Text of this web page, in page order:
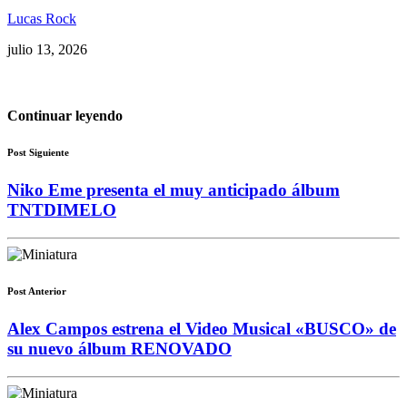
Lucas Rock
julio 13, 2026
Continuar leyendo
Post Siguiente
Niko Eme presenta el muy anticipado álbum
TNTDIMELO
Post Anterior
Alex Campos estrena el Video Musical «BUSCO» de
su nuevo álbum RENOVADO